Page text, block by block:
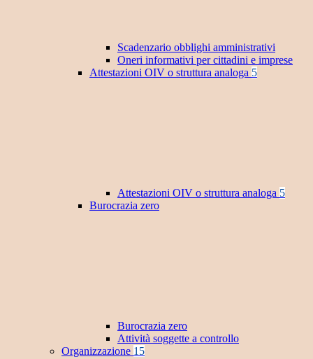
Scadenzario obblighi amministrativi
Oneri informativi per cittadini e imprese
Attestazioni OIV o struttura analoga 5
Attestazioni OIV o struttura analoga 5
Burocrazia zero
Burocrazia zero
Attività soggette a controllo
Organizzazione 15